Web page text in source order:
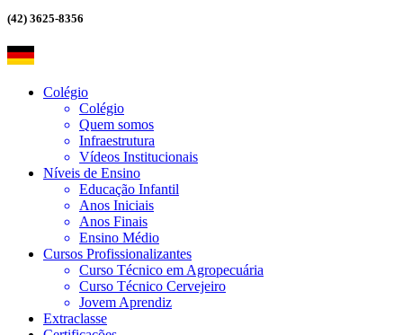
(42) 3625-8356
Colégio
Colégio
Quem somos
Infraestrutura
Vídeos Institucionais
Níveis de Ensino
Educação Infantil
Anos Iniciais
Anos Finais
Ensino Médio
Cursos Profissionalizantes
Curso Técnico em Agropecuária
Curso Técnico Cervejeiro
Jovem Aprendiz
Extraclasse